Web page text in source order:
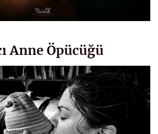
Anne Öpücüğü